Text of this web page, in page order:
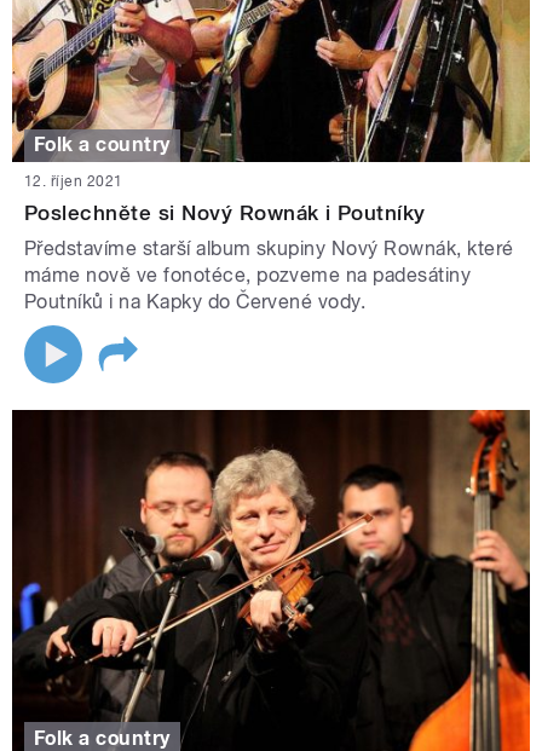
Folk a country
12. říjen 2021
Poslechněte si Nový Rownák i Poutníky
Představíme starší album skupiny Nový Rownák, které
máme nově ve fonotéce, pozveme na padesátiny
Poutníků i na Kapky do Červené vody.
Folk a country